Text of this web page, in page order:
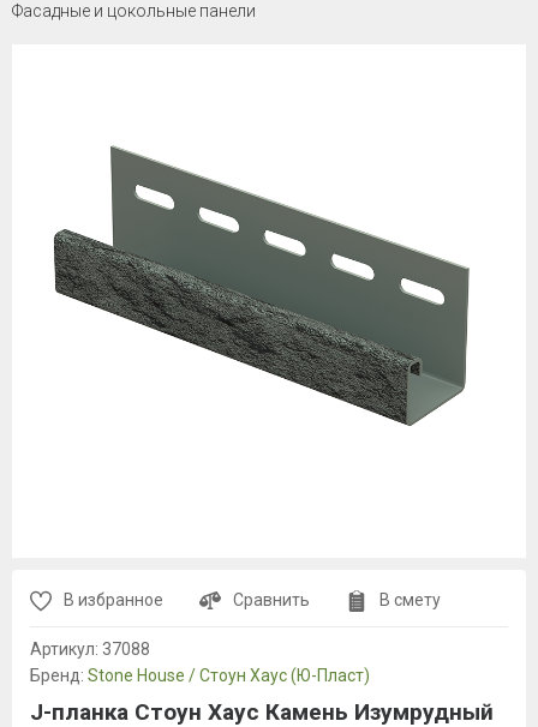
Фасадные и цокольные панели
В избранное Сравнить В смету
Артикул: 37088
Бренд: Stone House / Стоун Хаус (Ю-Пласт)
J-планка Стоун Хаус Камень Изумрудный